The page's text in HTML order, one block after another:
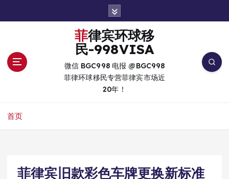
菲律宾环球移
民-998VISA
微信 BGC998 电报 @BGC998
菲律环球移民专营菲律宾市场近
20年！
首页
菲律宾旧款彩色车牌更换新标准